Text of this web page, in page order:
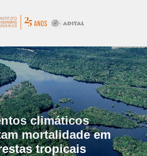
climáticos
mortalidade em
tropicais